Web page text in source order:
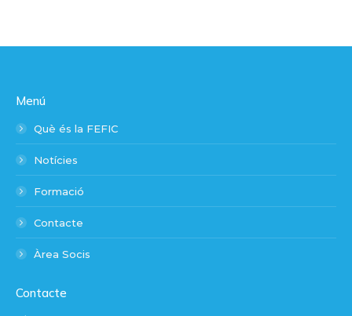
Menú
Què és la FEFIC
Notícies
Formació
Contacte
Àrea Socis
Contacte